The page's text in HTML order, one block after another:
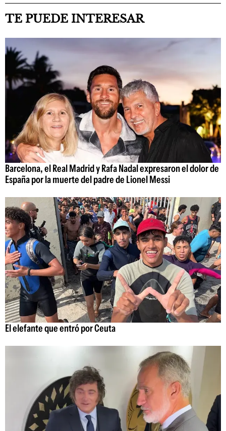
TE PUEDE INTERESAR
Barcelona, el Real Madrid y Rafa Nadal expresaron el dolor de
España por la muerte del padre de Lionel Messi
El elefante que entró por Ceuta